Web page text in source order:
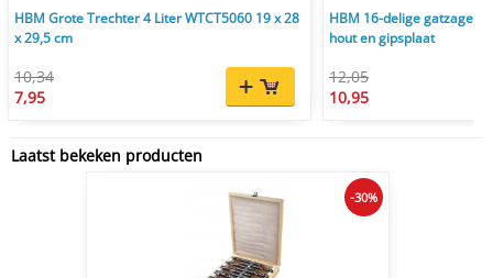
HBM Grote Trechter 4 Liter WTCT5060 19 x 28
x 29,5 cm
10,34
7,95
HBM 16-delige
hout en gipsplaat
12,05
10,95
Laatst bekeken producten
-30%